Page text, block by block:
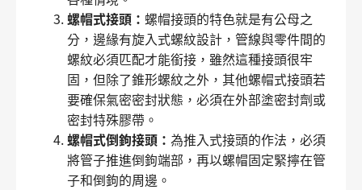
螺帽式接頭： 螺帽接頭的特色就是有公母之
分，邊緣有旋入式螺紋設計，管線與零件間的
螺紋必須匹配才能銜接，雖然這種接頭很牢
固，但除了錐形螺紋之外，其他螺帽式接頭若
要確保氣密密封狀態，必須在外部塗密封劑或
密封特殊膠帶。
螺帽式倒鉤接頭： 為推入式接頭的作法，必須
將管子推進倒鉤端部，再以螺帽固定緊擰在管
子和倒鉤的周邊。